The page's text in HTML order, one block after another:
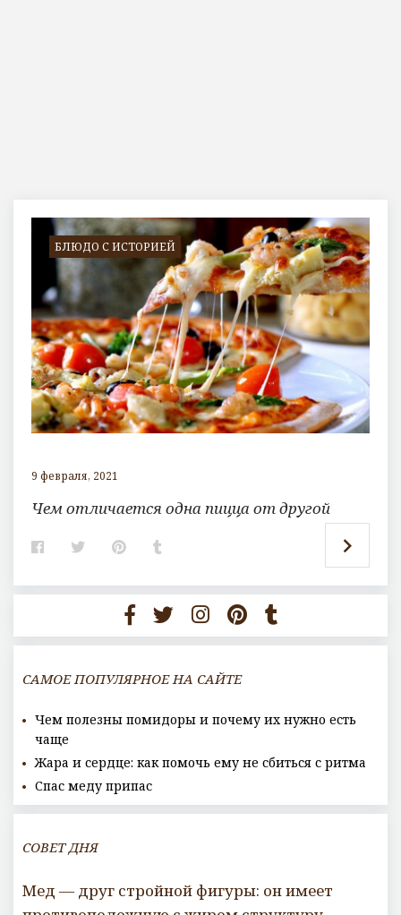
Четыре
сезонаБЛЮДО С ИСТОРИЕЙ
9 февраля, 2021
Чем отличается одна пицца от другой
F
e
o
k
T
t
r
P
t
e
r
e
s
b
l
r
САМОЕ ПОПУЛЯРНОЕ НА САЙТЕ
Чем полезны помидоры и почему их нужно есть
чаще
Жара и сердце: как помочь ему не сбиться с ритма
Спас меду припас
СОВЕТ ДНЯ
Мед — друг стройной фигуры: он имеет